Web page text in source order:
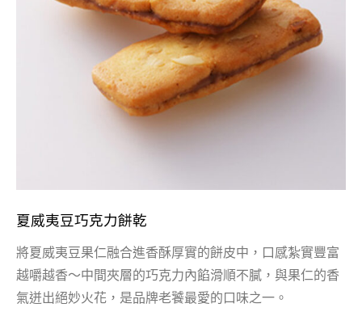
夏威夷豆巧克力餅乾
將夏威夷豆果仁融合進香酥厚實的餅皮中，口感紮實豐富
越嚼越香～中間夾層的巧克力內餡滑順不膩，與果仁的香
氣迸出絕妙火花，是品牌老饕最愛的口味之一。